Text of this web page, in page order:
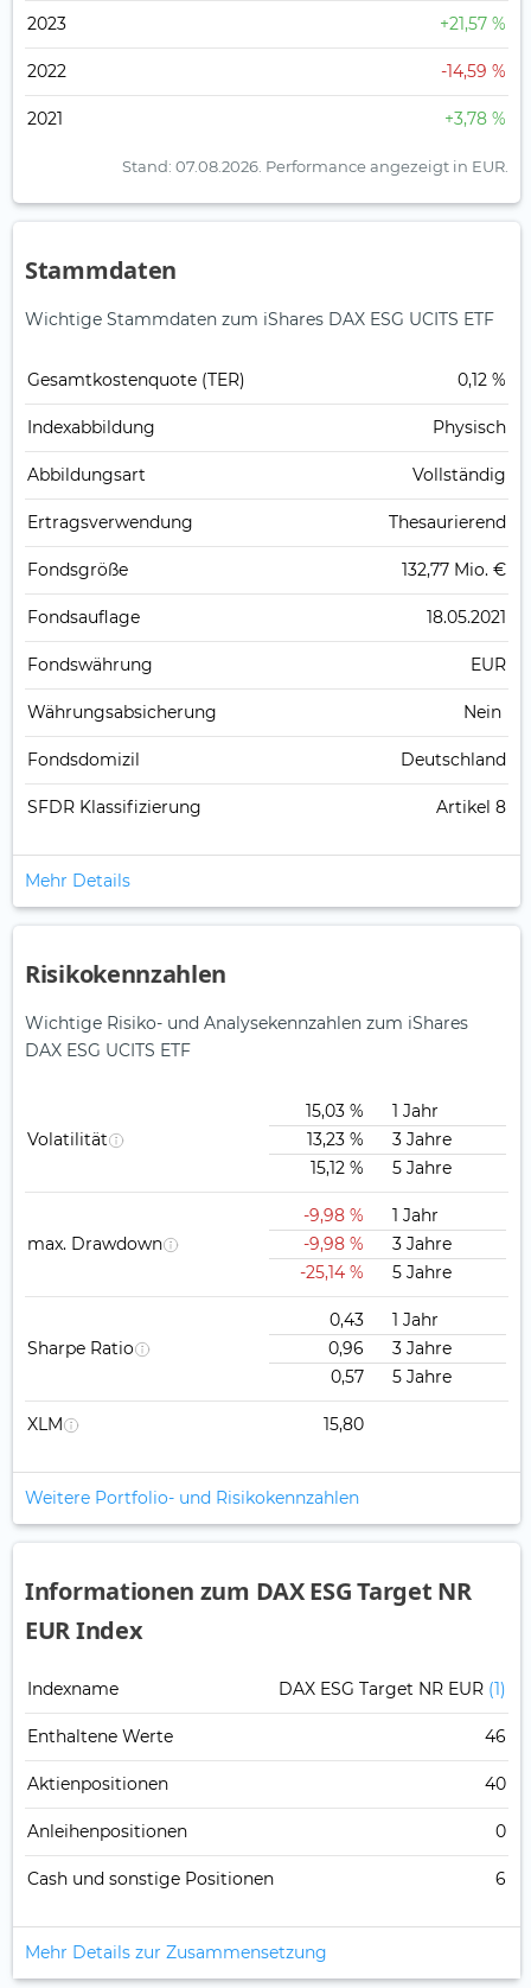
2023 +21,57 %
2022 -14,59 %
2021 +3,78 %
Stand: 07.08.2026. Performance angezeigt in EUR.
Stammdaten
Wichtige Stammdaten zum iShares DAX ESG UCITS ETF
Gesamt­kosten­quote (TER) 0,12 %
Index­abbildung Physisch
Abbildungs­art Vollständig
Ertrags­verwendung Thesaurierend
Fonds­größe 132,77 Mio. €
Fonds­auflage 18.05.2021
Fonds­währung EUR
Währungsabsicherung Nein
Fondsdomizil Deutschland
SFDR Klassifizierung Artikel 8
Mehr Details
Risikokennzahlen
Wichtige Risiko- und Analysekennzahlen zum iShares
DAX ESG UCITS ETF
Volatilität
15,03 %
1 Jahr
13,23 %
3 Jahre
15,12 %
5 Jahre
max. Drawdown
-9,98 %
1 Jahr
-9,98 %
3 Jahre
-25,14 %
5 Jahre
Sharpe Ratio
0,43
1 Jahr
0,96
3 Jahre
0,57
5 Jahre
XLM 15,80
Weitere Portfolio- und Risikokennzahlen
Informationen zum DAX ESG Target NR
EUR Index
Indexname DAX ESG Target NR EUR (1)
Enthaltene Werte 46
Aktienpositionen 40
Anleihenpositionen 0
Cash und sonstige Positionen 6
Mehr Details zur Zusammensetzung